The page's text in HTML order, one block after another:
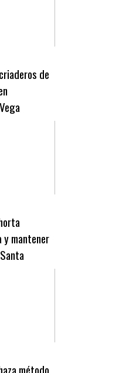
de
mantener
método